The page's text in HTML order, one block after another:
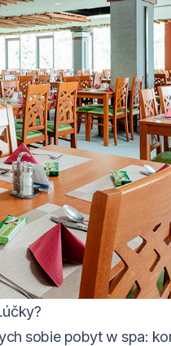
sobie pobyt w spa: